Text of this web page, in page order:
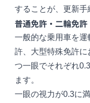
することが、更新手
普通免許・二輪免
一般的な乗用車を
許、大型特殊免許
つ一眼でそれぞれ
ます。
一眼の視力が0.3に